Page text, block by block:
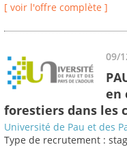
[ voir l'offre complète ]
09/
en
forestiers dans les
Université de Pau et des
Type de recrutement :